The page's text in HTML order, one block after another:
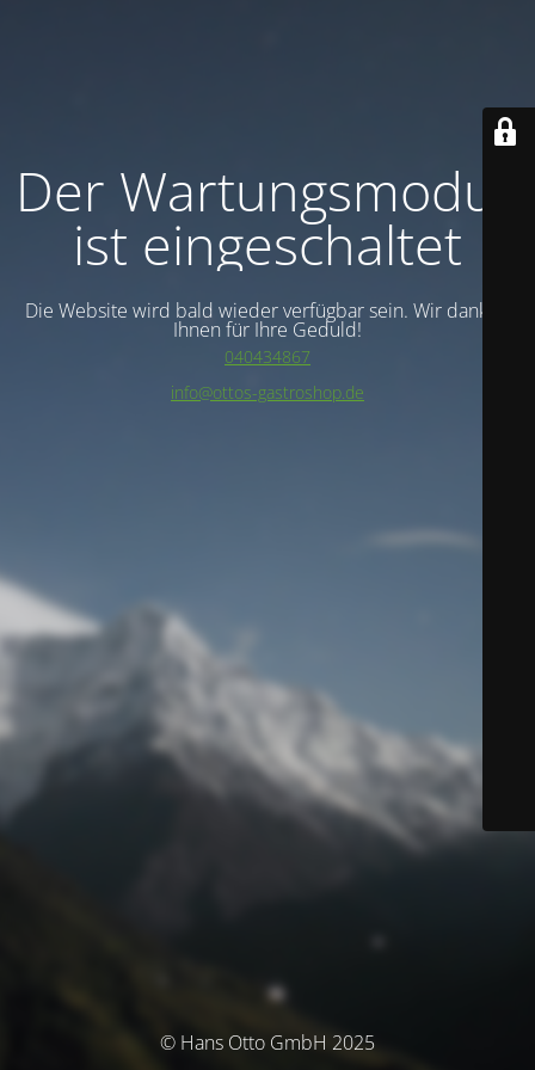
Der Wartungsmodus
ist eingeschaltet
Die Website wird bald wieder verfügbar sein. Wir danken
Ihnen für Ihre Geduld!
040434867
info@ottos-gastroshop.de
© Hans Otto GmbH 2025